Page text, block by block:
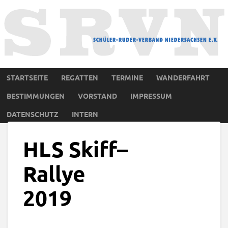
STARTSEITE REGATTEN TERMINE
WANDERFAHRT
BESTIMMUNGEN
VORSTAND
IMPRESSUM
DATENSCHUTZ
INTERN
HLS Skiff–
Rallye
2019